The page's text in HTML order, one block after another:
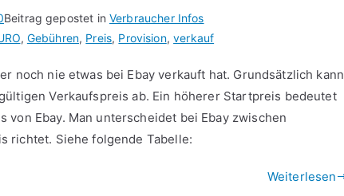
Beitrag gepostet in Verbraucher Infos
, Gebühren, Preis, Provision,verkauf
noch nie etwas bei Ebay verkauft hat. Grundsätzlich kann
Verkaufspreis ab. Ein höherer Startpreis bedeutet
Ebay. Man unterscheidet bei Ebay zwischen
richtet. Siehe folgende Tabelle:
Weiterlesen